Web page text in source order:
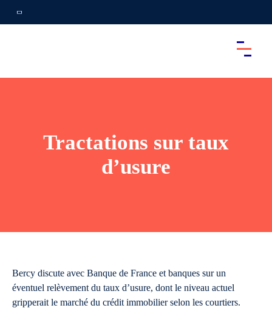
Tractations sur taux
d’usure
Bercy discute avec Banque de France et banques sur un
éventuel relèvement du taux d’usure, dont le niveau actuel
gripperait le marché du crédit immobilier selon les courtiers.